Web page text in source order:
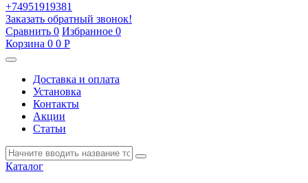
+74951919381
Заказать обратный звонок!
Сравнить 0 Избранное 0
Корзина 0 0 Р
Доставка и оплата
Установка
Контакты
Акции
Статьи
Каталог